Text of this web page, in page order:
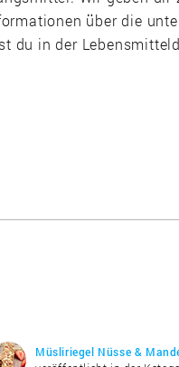
über die
du in der
Müsliriegel Nüsse &